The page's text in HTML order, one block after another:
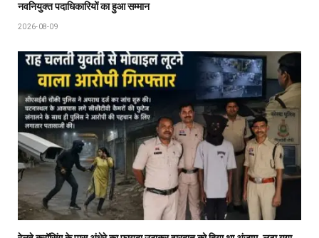
नवनियुक्त पदाधिकारियों का हुआ सम्मान
2026-08-09